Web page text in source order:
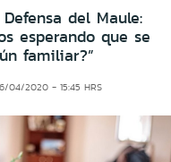
del Maule:
esperando que se
familiar?”
04/2020 - 15:45 HRS